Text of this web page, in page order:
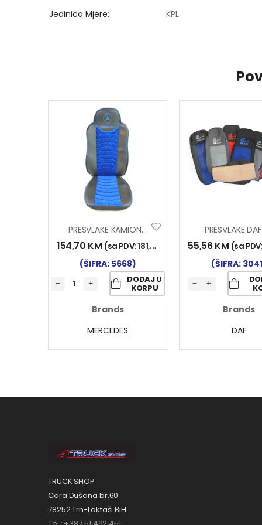
Jedinica Mjere KPL
PRESVLAKE KAMION EKO KOŽA-VELUR MP2-3 CRNE-PLAVE
154,70 KM (sa PDV:181,00
(ŠIFRA: 5668)
DODAJ U
KORPU
Brands
MERCEDES
PRESVLAKE
55,56KM (sa
(ŠIFRA:
Brands
DAF
TRUCK SHOP
Cara Dušana br.60
78252 Trn-Laktaši BiH